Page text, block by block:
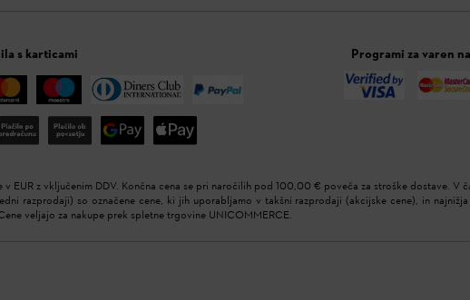
s karticami Programi za varen
v EUR z vključenim DDV. Končna cena se pri naročilih pod 100,00 € poveča za stroške dostave.
razprodaji) so označene cene, ki jih uporabljamo v takšni razprodaji (akcijske cene), in
veljajo za nakupe prek spletne trgovine UNICOMMERCE.